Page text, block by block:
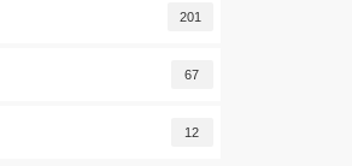
201
67
12